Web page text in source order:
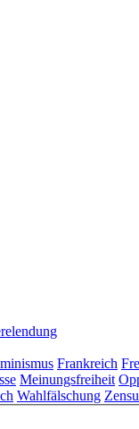
Frankreich
Meinungsfreiheit
Wahlfälschung